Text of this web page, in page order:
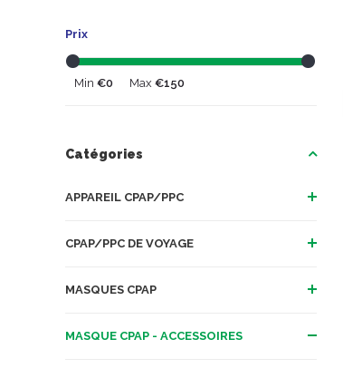
Prix
Min €0 Max €150
Catégories
APPAREIL CPAP/PPC
CPAP/PPC DE VOYAGE
MASQUES CPAP
MASQUE CPAP - ACCESSOIRES